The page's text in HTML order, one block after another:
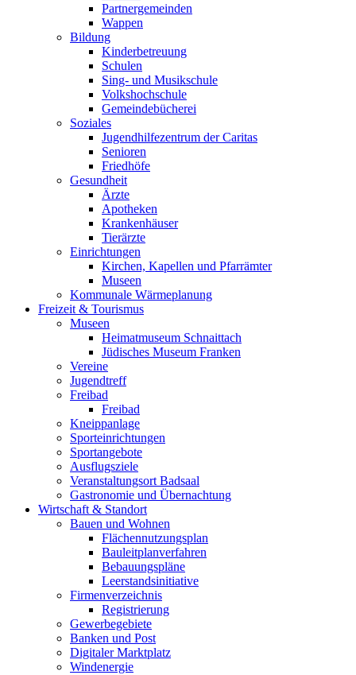
Partnergemeinden
Wappen
Bildung
Kinderbetreuung
Schulen
Sing- und Musikschule
Volkshochschule
Gemeindebücherei
Soziales
Jugendhilfezentrum der Caritas
Senioren
Friedhöfe
Gesundheit
Ärzte
Apotheken
Krankenhäuser
Tierärzte
Einrichtungen
Kirchen, Kapellen und Pfarrämter
Museen
Kommunale Wärmeplanung
Freizeit & Tourismus
Museen
Heimatmuseum Schnaittach
Jüdisches Museum Franken
Vereine
Jugendtreff
Freibad
Freibad
Kneippanlage
Sporteinrichtungen
Sportangebote
Ausflugsziele
Veranstaltungsort Badsaal
Gastronomie und Übernachtung
Wirtschaft & Standort
Bauen und Wohnen
Flächennutzungsplan
Bauleitplanverfahren
Bebauungspläne
Leerstandsinitiative
Firmenverzeichnis
Registrierung
Gewerbegebiete
Banken und Post
Digitaler Marktplatz
Windenergie